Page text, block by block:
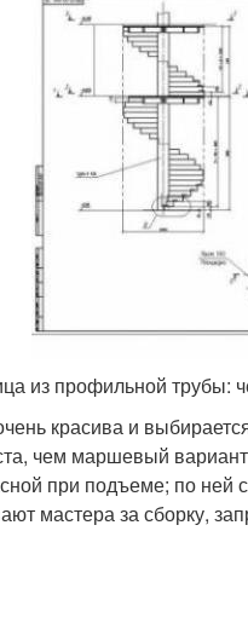
из профильной трубы:
красива и
чем маршевый вариант
при подъеме; по
мастера за сборку,